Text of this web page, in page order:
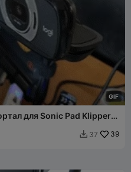
GIF
для Sonic Pad Klipper
 37 39